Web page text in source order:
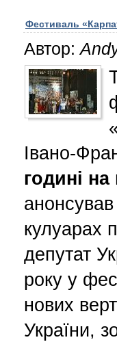
Фестиваль
Автор:
Івано-
годині
кулуарах
депутат
року у
нових
України,